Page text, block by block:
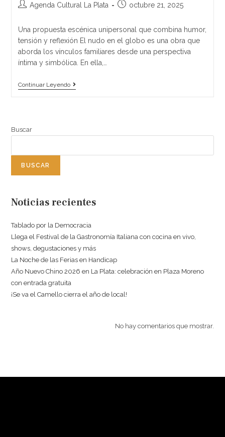
Agenda Cultural La Plata octubre 21, 2025
Una propuesta escénica unipersonal que combina humor,
tensión y reflexión El nudo en el globo es una obra que
aborda los vínculos familiares desde una perspectiva
íntima y simbólica. En ella,…
Continuar Leyendo
Buscar
BUSCAR
Noticias recientes
Tablado por la Democracia
Llega el Festival de la Gastronomía Italiana con cocina en vivo,
shows, degustaciones y más
La Noche de las Ferias en Handicap
Año Nuevo Chino 2026 en La Plata: celebración en Plaza Moreno
con entrada gratuita
¡Se va el Camello cierra el año de local!
No hay comentarios que mostrar.